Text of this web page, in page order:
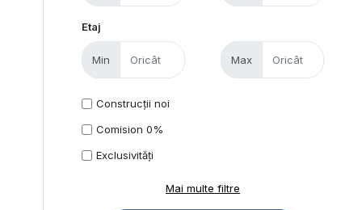
Etaj
Min Max
Construcții noi
Comision 0%
Exclusivități
Mai multe filtre